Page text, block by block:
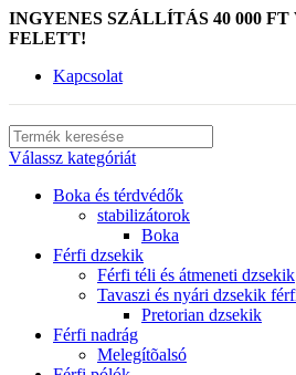
INGYENES SZÁLLÍTÁS 40 000
FELETT!
Kapcsolat
Válassz kategóriát
Boka és térdvédők
stabilizátorok
Boka
Férfi dzsekik
Férfi téli és átmeneti dzsekik
Tavaszi és nyári dzsekik
Pretorian dzsekik
Férfi nadrág
Melegítõalsó